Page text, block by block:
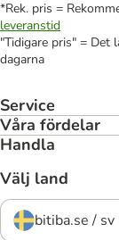
*Rek. pris =
leveranstid
"Tidigare pris" = Det
dagarna
Service
Våra fördelar
Handla
Välj land
bitiba.se / sv